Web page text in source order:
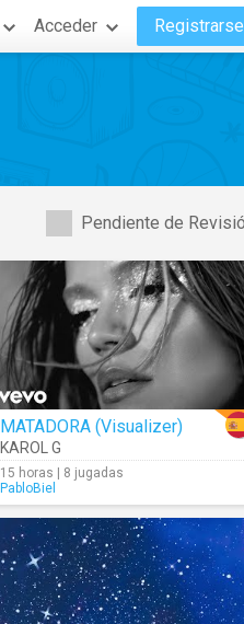
Acceder Registrarse
Pendiente de
MATADORA (Visualizer)
KAROL G
15 horas | 8 jugadas
PabloBiel